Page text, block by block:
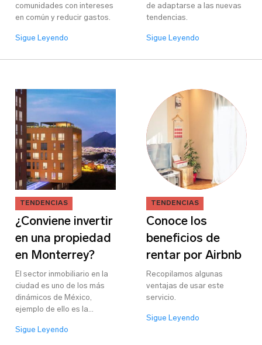
comunidades con intereses
en común y reducir gastos.
Sigue Leyendo
de adaptarse a las nuevas
tendencias.
Sigue Leyendo
TENDENCIAS
¿Conviene invertir
en una propiedad
en Monterrey?
El sector inmobiliario en la
ciudad es uno de los más
dinámicos de México,
ejemplo de ello es la
existen.
Sigue Leyendo
TENDENCIAS
Conoce los
beneficios de
rentar por Airbnb
Recopilamos algunas
ventajas de usar este
servicio.
Sigue Leyendo